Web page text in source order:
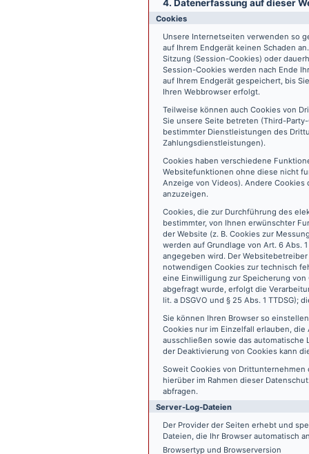
4. Datenerfassung auf dieser
Cookies
Unsere Internetseiten verwenden so
auf Ihrem Endgerät keinen Schaden
Sitzung (Session-Cookies) oder
Session-Cookies werden nach Ende
auf Ihrem Endgerät gespeichert, bis
Ihren Webbrowser erfolgt.
Teilweise können auch Cookies von
Sie unsere Seite betreten (Third-
bestimmter Dienstleistungen des
Zahlungsdienstleistungen).
Cookies haben verschiedene
Websitefunktionen ohne diese nicht
Anzeige von Videos). Andere
anzuzeigen.
Cookies, die zur Durchführung des
bestimmter, von Ihnen erwünschter
der Website (z. B. Cookies zur
werden auf Grundlage von Art. 6 Abs.
angegeben wird. Der
notwendigen Cookies zur technisch
eine Einwilligung zur Speicherung
abgefragt wurde, erfolgt die
lit. a DSGVO und § 25 Abs. 1
Sie können Ihren Browser so
Cookies nur im Einzelfall erlauben,
ausschließen sowie das automatische
der Deaktivierung von Cookies kann
Soweit Cookies von
hierüber im Rahmen dieser
abfragen.
Server-Log-Dateien
Der Provider der Seiten erhebt und
Dateien, die Ihr Browser automatisch
Browsertyp und Browserversion